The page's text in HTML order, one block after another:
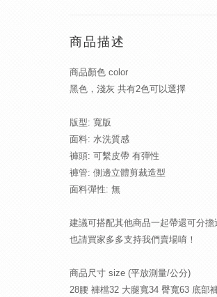
商品描述
商品顏色 color
黑色，淺灰 共有2色可以選擇
版型: 寬版
面料: 水洗質感
褲頭: 可繫皮帶 有彈性
褲管: 側邊立體剪裁造型
面料彈性: 無
建議可搭配其他商品一起帶還可分擔
也請買家多多支持我們賣場唷！
商品尺寸 size (平放測量/公分)
28腰 褲檔32 大腿寬34 臀寬63 底部